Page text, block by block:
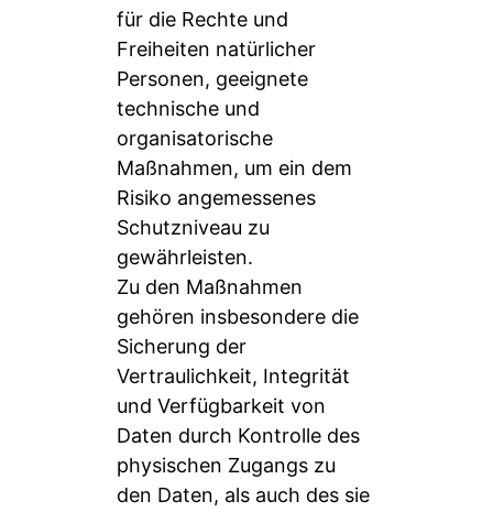
für die Rechte und
Freiheiten natürlicher
Personen, geeignete
technische und
organisatorische
Maßnahmen, um ein dem
Risiko angemessenes
Schutzniveau zu
gewährleisten.
Zu den Maßnahmen
gehören insbesondere die
Sicherung der
Vertraulichkeit, Integrität
und Verfügbarkeit von
Daten durch Kontrolle des
physischen Zugangs zu
den Daten, als auch des sie